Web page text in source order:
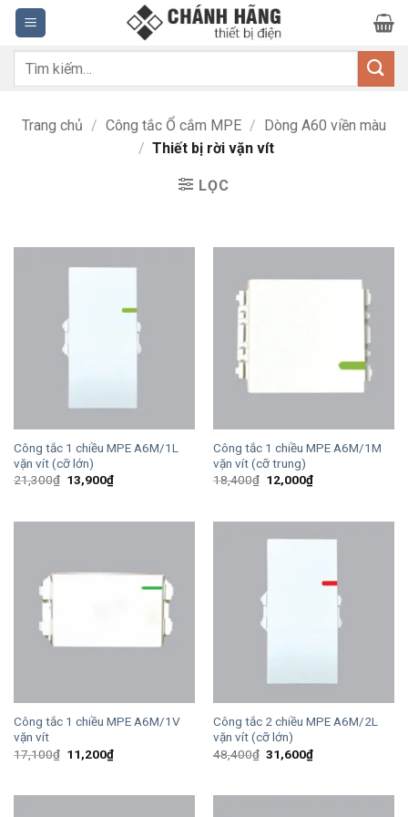
Bỏ
qua
nội
dung
Tìm
Trang chủ / Công tắc Ổ cắm MPE / Dòng A60 viền màu
/ Thiết bị rời vặn vít
LỌC
Công tắc 1 chiều MPE A6M/1L
vặn vít (cỡ lớn)
21,300₫ Giá
gốc
13,900₫Giá
hiện
13,900₫.
Công tắc 1 chiều MPE A6M/1M
vặn vít (cỡ trung)
18,400₫ Giá
gốc
12,000₫Giá
hiện
12,000₫.
Công tắc 1 chiều MPE A6M/1V
vặn vít
17,100₫ Giá
gốc
11,200₫Giá
hiện
Công tắc 2 chiều MPE A6M/2L
vặn vít (cỡ lớn)
48,400₫ Giá
gốc
31,600₫Giá
hiện